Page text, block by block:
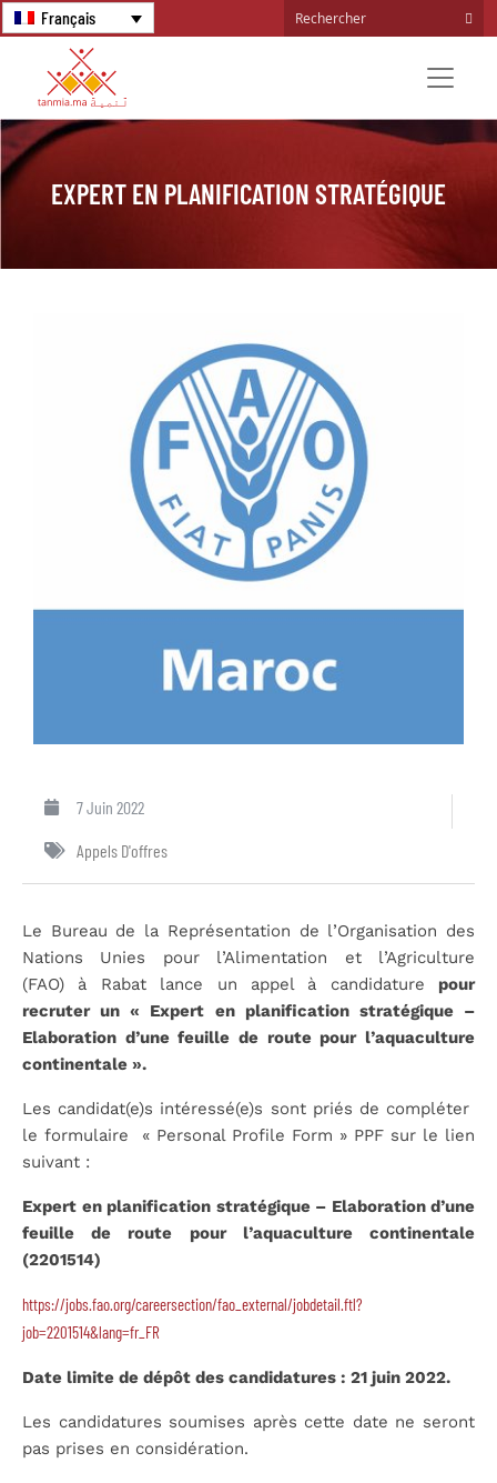
Français
EXPERT EN PLANIFICATION STRATÉGIQUE
7 Juin 2022
Appels D'offres
Le Bureau de la Représentation de l’Organisation des
Nations Unies pour l’Alimentation et l’Agriculture
(FAO) à Rabat lance un appel à candidature pour
recruter un « Expert en planification stratégique –
Elaboration d’une feuille de route pour l’aquaculture
continentale ».
Les candidat(e)s intéressé(e)s sont priés de compléter
le formulaire « Personal Profile Form » PPF sur le lien
suivant :
Expert en planification stratégique – Elaboration d’une
feuille de route pour l’aquaculture continentale
(2201514)
https://jobs.fao.org/careersection/fao_external/jobdetail.ftl?
job=2201514&lang=fr_FR
Date limite de dépôt des candidatures : 21 juin 2022.
Les candidatures soumises après cette date ne seront
pas prises en considération.